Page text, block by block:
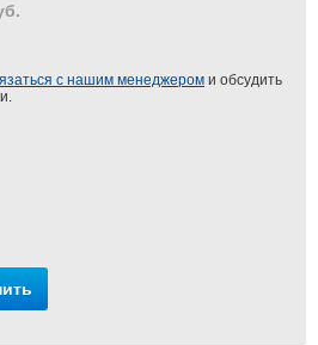
с нашим менеджером и обсудить